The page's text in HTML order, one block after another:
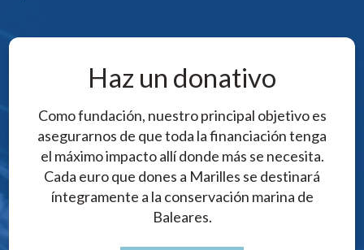
Haz un donativo
Como fundación, nuestro principal objetivo es
asegurarnos de que toda la financiación tenga
el máximo impacto allí donde más se necesita.
Cada euro que dones a Marilles se destinará
íntegramente a la conservación marina de
Baleares.